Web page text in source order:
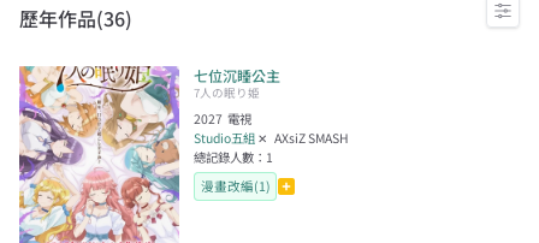
歷年作品(36)
七位沉睡公主
7人の眠り姫
2027 電視
Studio五組 ✕ AXsiZ SMASH
總記錄人數： 1
漫畫改編(1)